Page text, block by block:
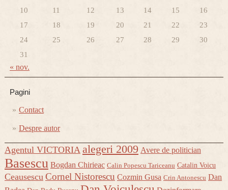
10
11 12 13 14 15
16
17
18 19 20 21 22
23
24
25 26 27 28 29
30
31
« nov.
Pagini
Contact
Despre autor
Agentul VICTORIA alegeri 2009 Avere de politician
Basescu Bogdan Chirieac Calin Popescu Tariceanu Catalin Voicu
Ceausescu Cornel Nistorescu Cozmin Gusa Crin Antonescu Dan